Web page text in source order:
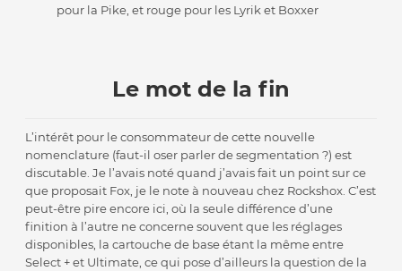
pour la Pike, et rouge pour les Lyrik et Boxxer
Le mot de la fin
L’intérêt pour le consommateur de cette nouvelle
nomenclature (faut-il oser parler de segmentation ?) est
discutable. Je l’avais noté quand j’avais fait un point sur ce
que proposait Fox, je le note à nouveau chez Rockshox. C’est
peut-être pire encore ici, où la seule différence d’une
finition à l’autre ne concerne souvent que les réglages
disponibles, la cartouche de base étant la même entre
Select + et Ultimate, ce qui pose d’ailleurs la question de la